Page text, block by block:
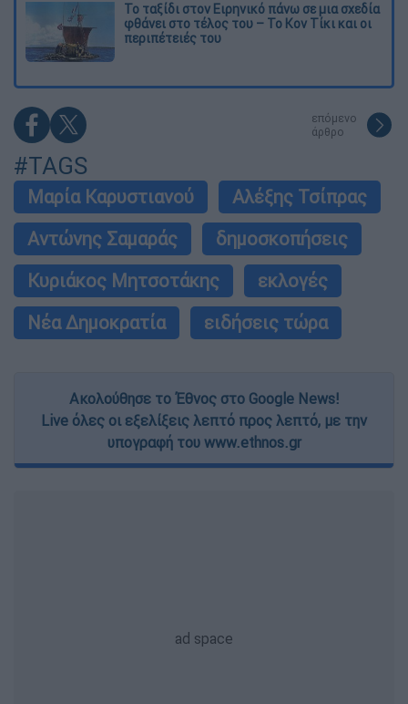
Το ταξίδι στον Ειρηνικό πάνω σε μια σχεδία
φθάνει στο τέλος του – Το Κον Τίκι και οι
περιπέτειές του
επόμενο
άρθρο
#TAGS
Μαρία Καρυστιανού
Αλέξης Τσίπρας
Αντώνης Σαμαράς
δημοσκοπήσεις
Κυριάκος Μητσοτάκης
εκλογές
Νέα Δημοκρατία
ειδήσεις τώρα
Ακολούθησε το Έθνος στο Google News!
Live όλες οι εξελίξεις λεπτό προς λεπτό, με την
υπογραφή του www.ethnos.gr